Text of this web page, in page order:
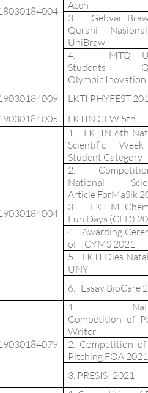
Aceh
3. Gebyar
Qurani
UniBraw
4. MTQ
Students
Olympic Inovation
LKTI PHYFEST
LKTIN CEW 5th
1. LKTIN 6th
Scientific
Student Category
2.
National
Article ForMaSik
3. LKTIM
Fun Days (CFD)
4. Awarding
of IICYMS 2021
5. LKTI Dies
UNY
6. Essay BioCare
1.
Competition of
Writer
2. Competition
Pitching FOA 2021
3. PRESISI 2021